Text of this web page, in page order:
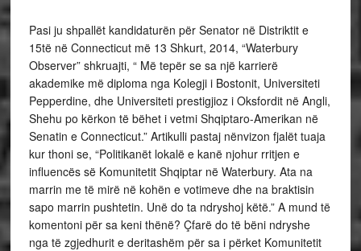
Pasi ju shpallët kandidaturën për Senator në Distriktit e
15të në Connecticut më 13 Shkurt, 2014, “Waterbury
Observer” shkruajti, “ Më tepër se sa një karrierë
akademike më diploma nga Kolegji i Bostonit, Universiteti
Pepperdine, dhe Universiteti prestigjioz i Oksfordit në Angli,
Shehu po kërkon të bëhet i vetmi Shqiptaro-Amerikan në
Senatin e Connecticut.” Artikulli pastaj nënvizon fjalët tuaja
kur thoni se, “Politikanët lokalë e kanë njohur rritjen e
influencës së Komunitetit Shqiptar në Waterbury. Ata na
marrin me të mirë në kohën e votimeve dhe na braktisin
sapo marrin pushtetin. Unë do ta ndryshoj këtë.” A mund të
komentoni për sa keni thënë? Çfarë do të bëni ndryshe
nga të zgjedhurit e deritashëm për sa i përket Komunitetit